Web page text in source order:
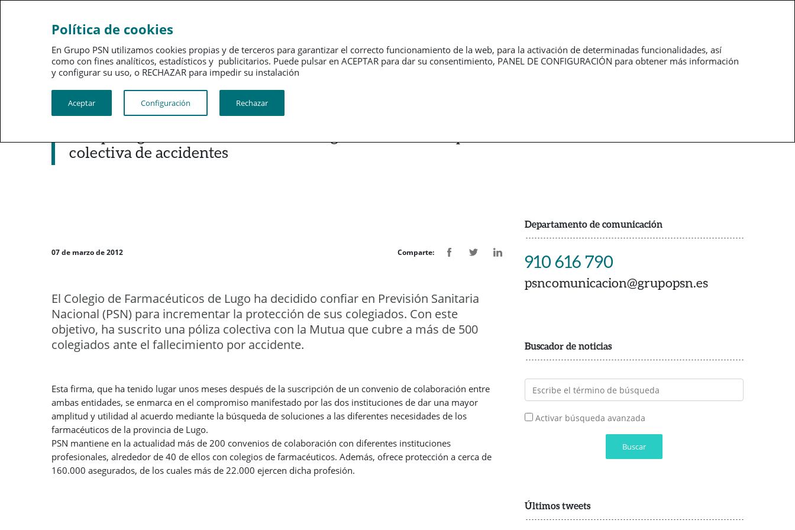
PSN
PSN al día Kit de prensa Revistas
Noticias destacadas
colectiva de accidentes
07 de marzo de 2012 Comparte:
El Colegio de Farmacéuticos de Lugo ha decidido confiar en Previsión Sanitaria
Nacional (PSN) para incrementar la protección de sus colegiados. Con este
objetivo, ha suscrito una póliza colectiva con la Mutua que cubre a más de 500
colegiados ante el fallecimiento por accidente.
Esta firma, que ha tenido lugar unos meses después de la suscripción de un convenio de colaboración entre
ambas entidades, se enmarca en el compromiso manifestado por las dos instituciones de dar una mayor
amplitud y utilidad al acuerdo mediante la búsqueda de soluciones a las diferentes necesidades de los
farmacéuticos de la provincia de Lugo.
PSN mantiene en la actualidad más de 200 convenios de colaboración con diferentes instituciones
profesionales, alrededor de 40 de ellos con colegios de farmacéuticos. Además, ofrece protección a cerca de
160.000 asegurados, de los cuales más de 22.000 ejercen dicha profesión.
Departamento de comunicación
910 616 790
psncomunicacion@grupopsn.es
Buscador de noticias
Activar búsqueda avanzada
Buscar
Últimos tweets
Política de cookies
En Grupo PSN utilizamos cookies propias y de terceros para garantizar el correcto funcionamiento de la web, para la activación de determinadas funcionalidades, así
como con fines analíticos, estadísticos y publicitarios. Puede pulsar en ACEPTAR para dar su consentimiento, PANEL DE CONFIGURACIÓN para obtener más información
y configurar su uso, o RECHAZAR para impedir su instalación​​​​​​​
Aceptar Configuración Rechazar